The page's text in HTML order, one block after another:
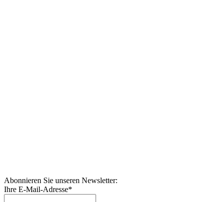
Abonnieren Sie unseren Newsletter:
Ihre E-Mail-Adresse*